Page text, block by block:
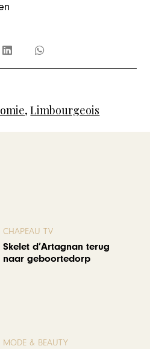
,Limbourgeois
CHAPEAU TV
Skelet d’Artagnan terug
naar geboortedorp
MODE & BEAUTY